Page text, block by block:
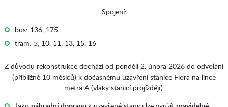
Spojení:
bus: 136, 175
tram: 5, 10, 11, 13, 15, 16
Z důvodu rekonstrukce dochází od pondělí 2. února 2026 do odvolání
(přibližně 10 měsíců) k dočasnému uzavření stanice Flora na lince
metra A (vlaky stanicí projíždějí).